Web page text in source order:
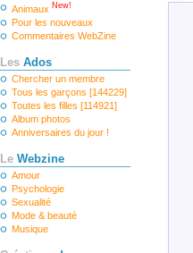
Animaux New!
Pour les nouveaux
Commentaires WebZine
Les Ados
Chercher un membre
Tous les garçons [144229]
Toutes les filles [114921]
Album photos
Anniversaires du jour !
Le Webzine
Amour
Psychologie
Sexualité
Mode & beauté
Musique